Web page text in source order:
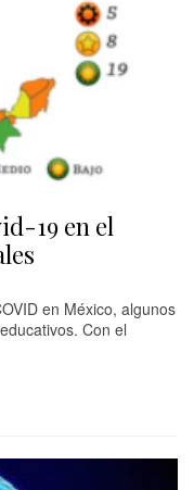
19 en el
en México, algunos
Con el